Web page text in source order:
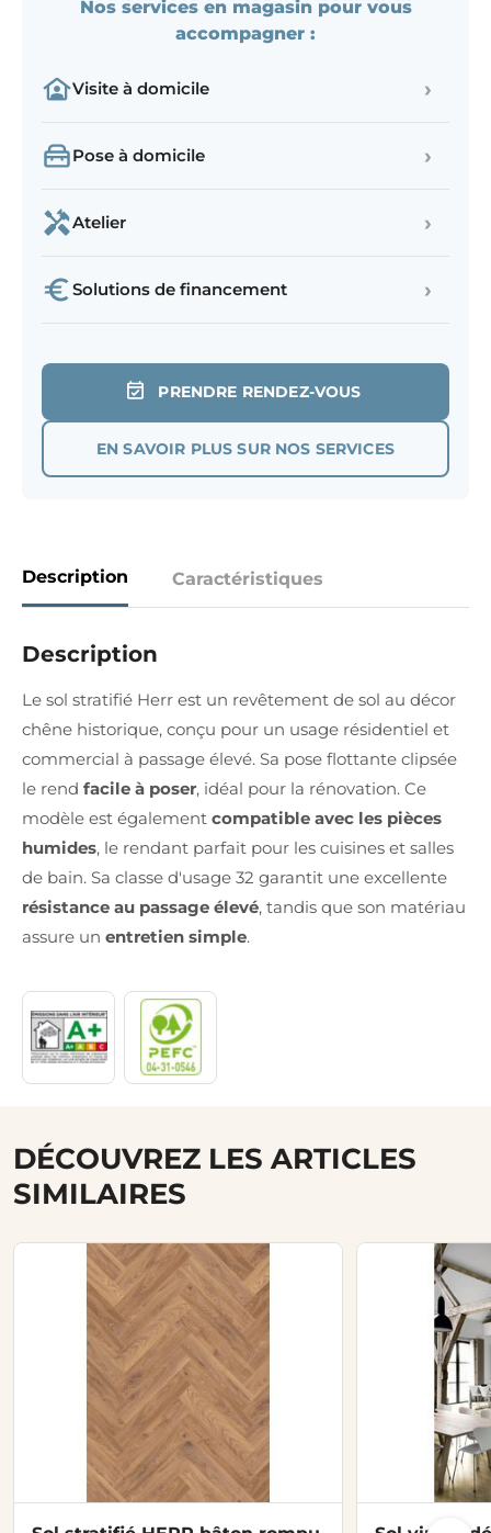
Nos services en magasin pour vous
accompagner :
Visite à domicile ›
Pose à domicile ›
Atelier ›
Solutions de financement ›
PRENDRE RENDEZ-VOUS
EN SAVOIR PLUS SUR NOS SERVICES
Description Caractéristiques
Description
Le sol stratifié Herr est un revêtement de sol au décor
chêne historique, conçu pour un usage résidentiel et
commercial à passage élevé. Sa pose flottante clipsée
le rend facile à poser, idéal pour la rénovation. Ce
modèle est également compatible avec les pièces
humides, le rendant parfait pour les cuisines et salles
de bain. Sa classe d'usage 32 garantit une excellente
résistance au passage élevé, tandis que son matériau
assure un entretien simple.
DÉCOUVREZ LES ARTICLES
SIMILAIRES